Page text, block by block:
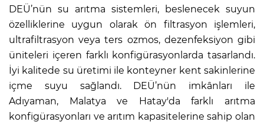
DEÜ’nün su arıtma sistemleri, beslenecek suyun
özelliklerine uygun olarak ön filtrasyon işlemleri,
ultrafiltrasyon veya ters ozmos, dezenfeksiyon gibi
üniteleri içeren farklı konfigürasyonlarda tasarlandı.
İyi kalitede su üretimi ile konteyner kent sakinlerine
içme suyu sağlandı. DEÜ’nün imkânları ile
Adıyaman, Malatya ve Hatay'da farklı arıtma
konfigürasyonları ve arıtım kapasitelerine sahip olan